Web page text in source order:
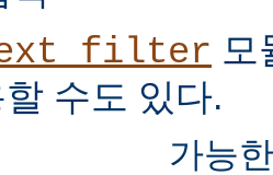
모
수도 있다.
가능